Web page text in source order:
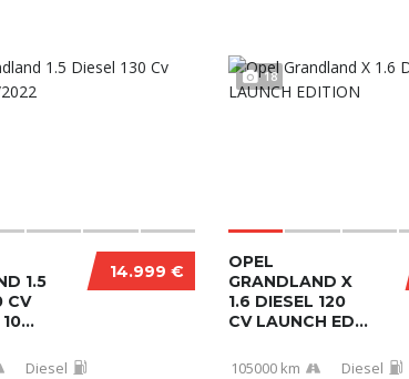
14.999 €
1.5
CV
Diesel
18
OPEL
GRANDLAND X
1.6 DIESEL 120
CV LAUNCH ED...
105000 km Diesel